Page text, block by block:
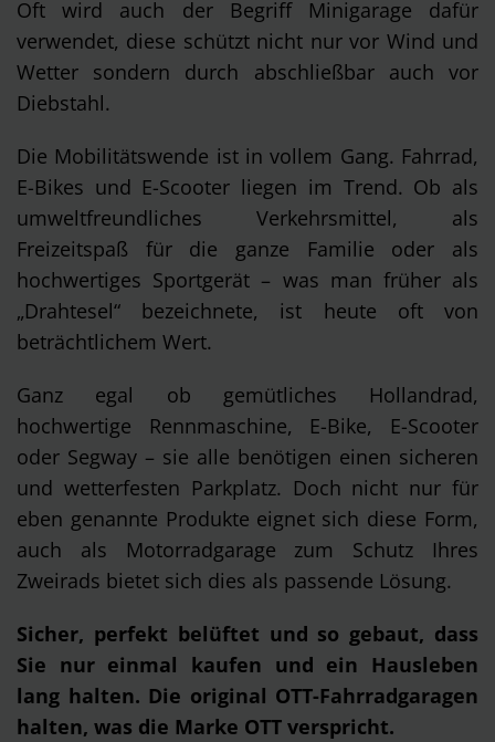
Oft wird auch der Begriff Minigarage dafür
verwendet, diese schützt nicht nur vor Wind und
Wetter sondern durch abschließbar auch vor
Diebstahl.
Die Mobilitätswende ist in vollem Gang. Fahrrad,
E-Bikes und E-Scooter liegen im Trend. Ob als
umweltfreundliches Verkehrsmittel, als
Freizeitspaß für die ganze Familie oder als
hochwertiges Sportgerät – was man früher als
„Drahtesel“ bezeichnete, ist heute oft von
beträchtlichem Wert.
Ganz egal ob gemütliches Hollandrad,
hochwertige Rennmaschine, E-Bike, E-Scooter
oder Segway – sie alle benötigen einen sicheren
und wetterfesten Parkplatz. Doch nicht nur für
eben genannte Produkte eignet sich diese Form,
auch als Motorradgarage zum Schutz Ihres
Zweirads bietet sich dies als passende Lösung.
Sicher, perfekt belüftet und so gebaut, dass
Sie nur einmal kaufen und ein Hausleben
lang halten. Die original OTT-Fahrradgaragen
halten, was die Marke OTT verspricht.